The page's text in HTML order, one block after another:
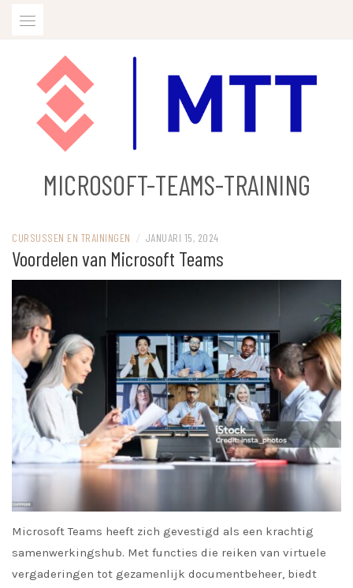
MICROSOFT-TEAMS-TRAINING
CURSUSSEN EN TRAININGEN / JANUARI 15, 2024
Voordelen van Microsoft Teams
Microsoft Teams heeft zich gevestigd als een krachtig
samenwerkingshub. Met functies die reiken van virtuele
vergaderingen tot gezamenlijk documentbeheer, biedt